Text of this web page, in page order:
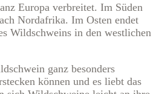
Europa verbreitet. Im Süden
Nordafrika. Im Osten endet
Wildschweins in den westlichen
ganz besonders
können und es liebt das